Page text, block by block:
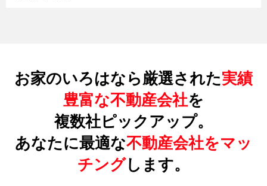
お家のいろはなら厳選された実績
豊富な不動産会社を
複数社ピックアップ。
あなたに最適な不動産会社をマッ
チングします。